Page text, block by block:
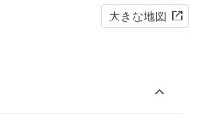
大きな地図